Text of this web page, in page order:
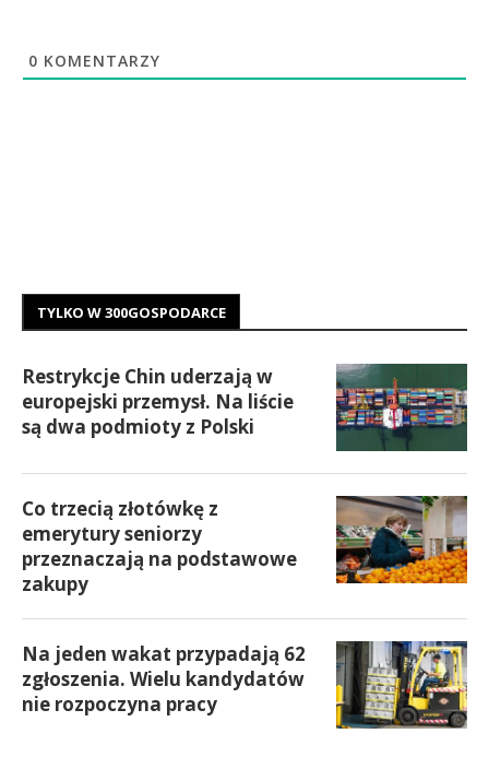
0 KOMENTARZY
TYLKO W 300GOSPODARCE
Restrykcje Chin uderzają w
europejski przemysł. Na liście
są dwa podmioty z Polski
Co trzecią złotówkę z
emerytury seniorzy
przeznaczają na podstawowe
zakupy
Na jeden wakat przypadają 62
zgłoszenia. Wielu kandydatów
nie rozpoczyna pracy